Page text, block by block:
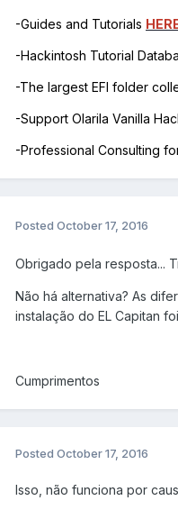
-Guides and Tutorials
-Hackintosh Tutorial
-The largest EFI folder
-Support Olarila Vanilla
-Professional Consulting
Posted October 17, 2016
Obrigado pela resposta...
Não há alternativa? As
instalação do EL Capitan
Cumprimentos
Posted October 17, 2016
Isso, não funciona por